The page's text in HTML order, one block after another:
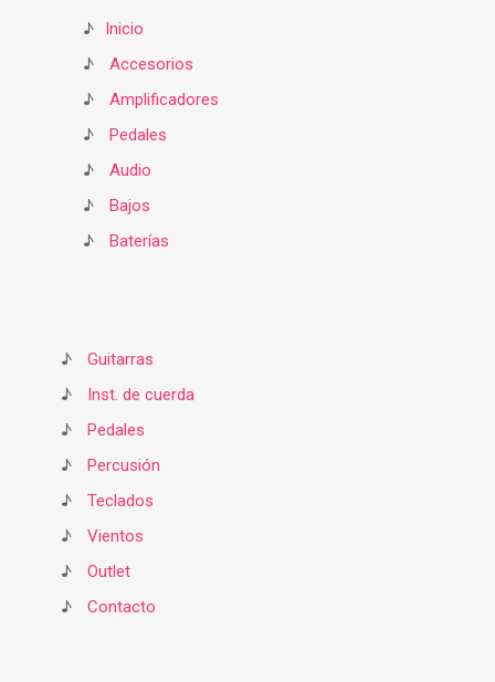
♪
Inicio
♪
Accesorios
♪
Amplificadores
♪
Pedales
♪
Audio
♪
Bajos
♪
Baterías
♪
Guitarras
♪
Inst. de cuerda
♪
Pedales
♪
Percusión
♪
Teclados
♪
Vientos
♪
Outlet
♪
Contacto